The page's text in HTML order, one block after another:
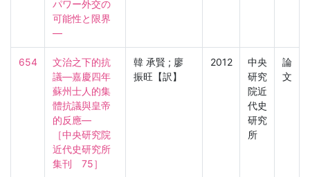
パワー外交の
可能性と限界
―
654
文治之下的抗
議―嘉慶四年
蘇州士人的集
體抗議與皇帝
的反應―
［中央研究院
近代史研究所
集刊　75］
韓 承賢 ; 廖
振旺【訳】
2012
中央
研究
院近
代史
研究
所
論
文